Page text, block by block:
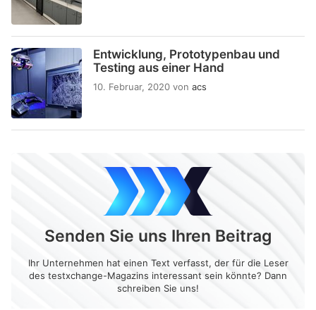
Entwicklung, Prototypenbau und
Testing aus einer Hand
10. Februar, 2020 von acs
Senden Sie uns Ihren Beitrag
Ihr Unternehmen hat einen Text verfasst, der für die Leser
des testxchange-Magazins interessant sein könnte? Dann
schreiben Sie uns!